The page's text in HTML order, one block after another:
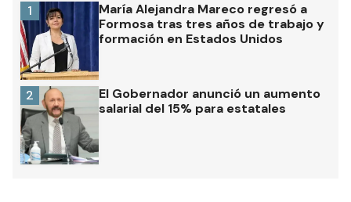
María Alejandra Mareco regresó a
Formosa tras tres años de trabajo y
formación en Estados Unidos
1
El Gobernador anunció un aumento
salarial del 15% para estatales
2